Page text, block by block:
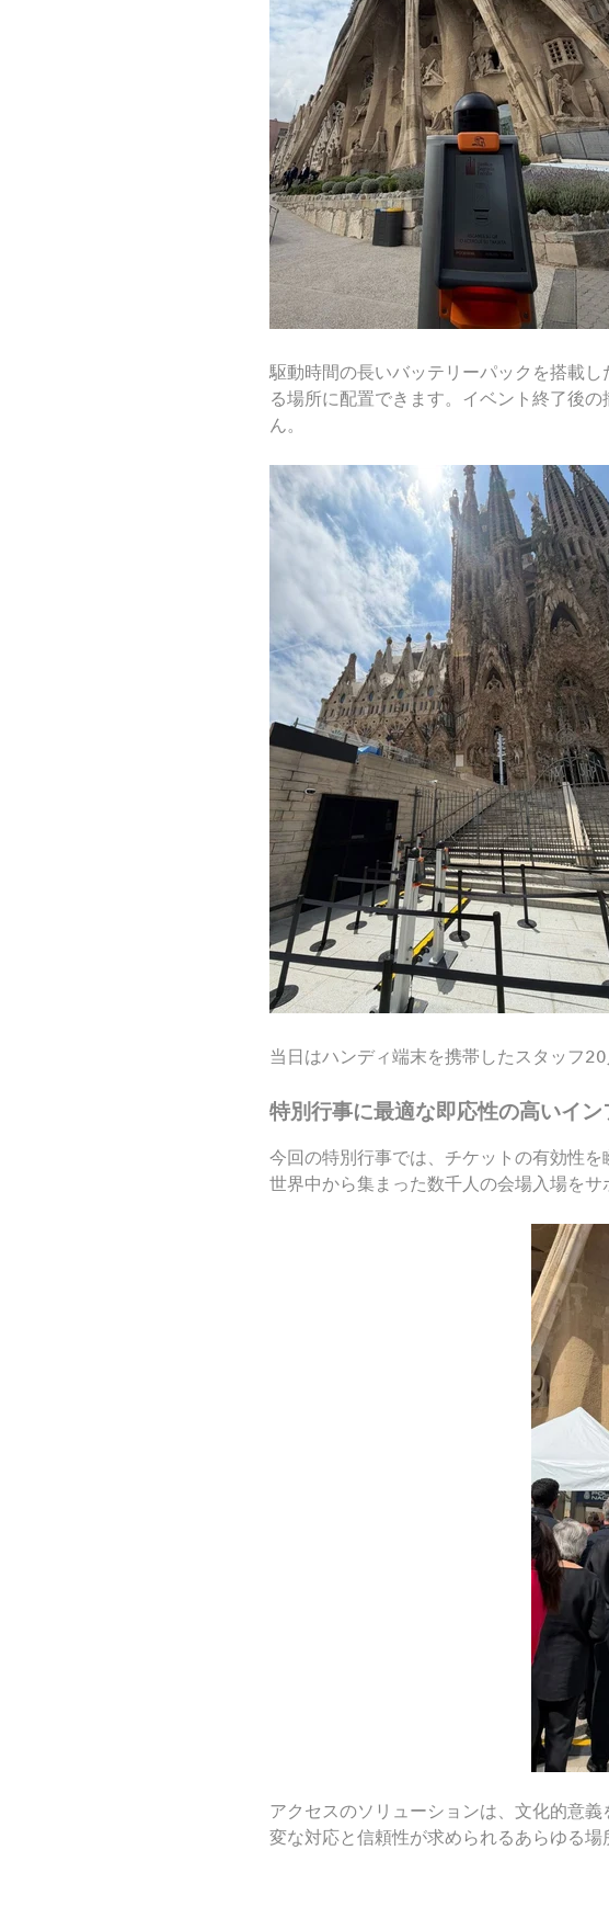
駆動時間の長いバッテリーパックを搭載
る場所に配置できます。イベント終了後
ん。
当日はハンディ端末を携帯したスタッフ
特別行事に最適な即応性の高いイン
今回の特別行事では、チケットの有効性
世界中から集まった数千人の会場入場をサ
アクセスのソリューションは、文化的意
変な対応と信頼性が求められるあらゆる場